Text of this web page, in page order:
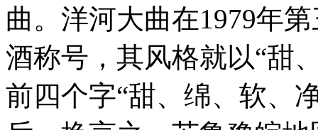
曲。洋河大曲在1979年
酒称号，其风格就以“甜
前四个字“甜、绵、软、